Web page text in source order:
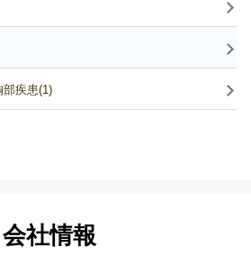
部疾患(1)
会社情報